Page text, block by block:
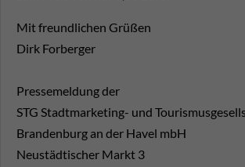
Mit freundlichen Grüßen
Dirk Forberger
Pressemeldung der
STG Stadtmarketing- und
Brandenburg an der Havel mbH
Neustädtischer Markt 3